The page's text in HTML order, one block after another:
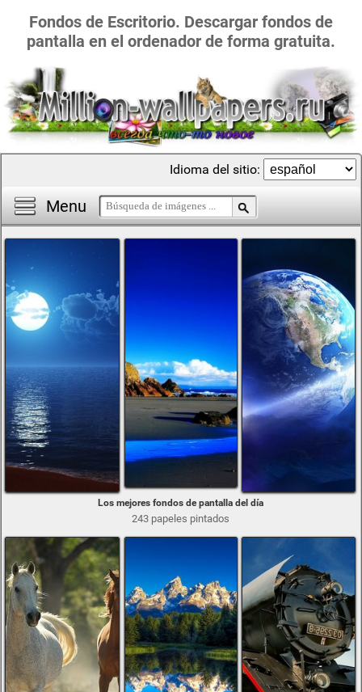
Fondos de Escritorio. Descargar fondos de
pantalla en el ordenador de forma gratuita.
Menu
Idioma del sitio:
Los mejores fondos de pantalla del día
243 papeles pintados